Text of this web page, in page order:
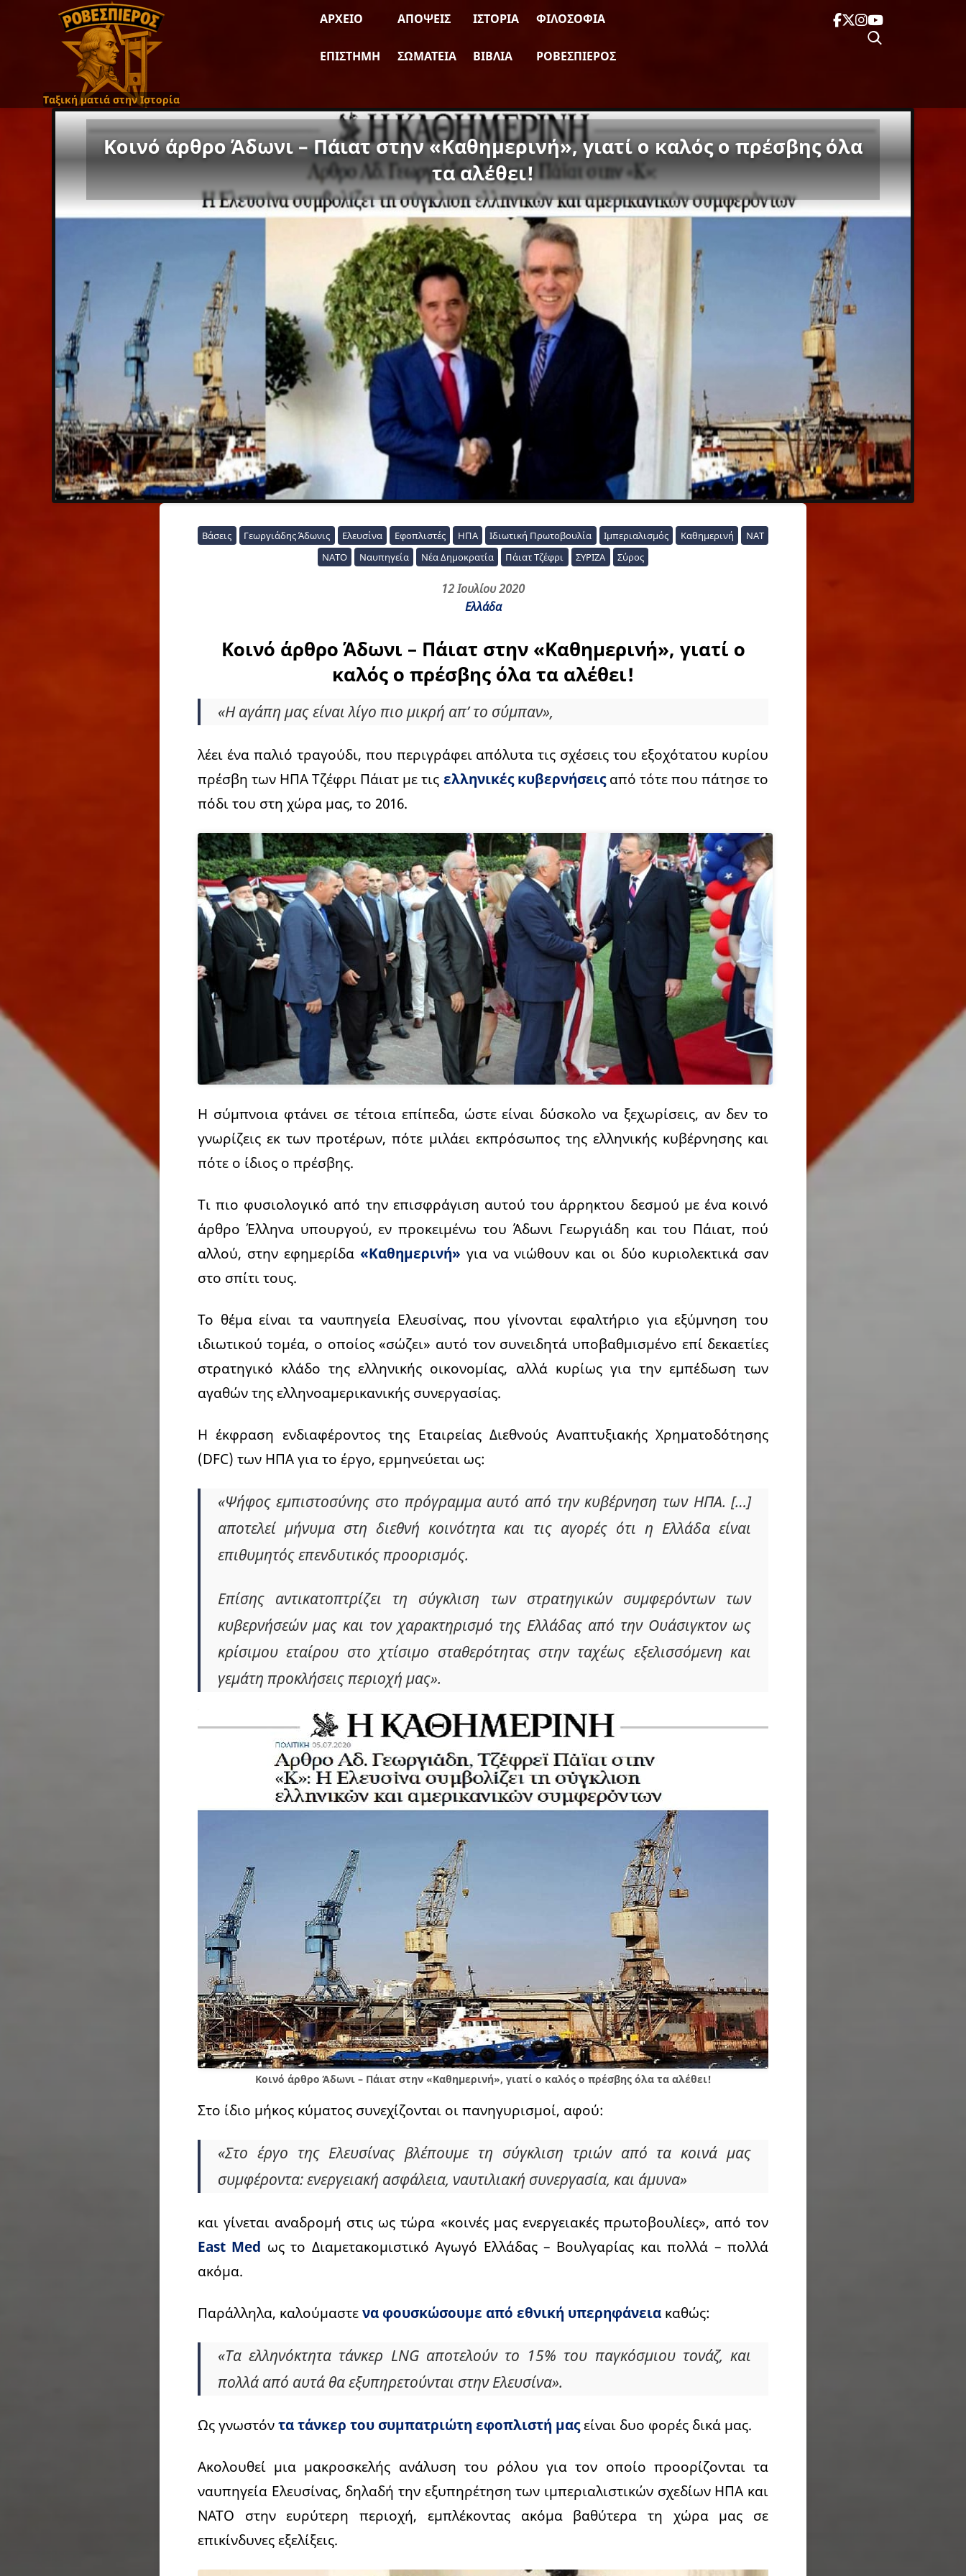
Ταξική ματιά στην Ιστορία
ΑΡΧΕΊΟ ΑΠΌΨΕΙΣ ΙΣΤΟΡΊΑ ΦΙΛΟΣΟΦΊΑ
ΕΠΙΣΤΉΜΗ ΣΩΜΑΤΕΊΑ ΒΙΒΛΊΑ ΡΟΒΕΣΠΙΈΡΟΣ
Κοινό άρθρο Άδωνι – Πάιατ στην «Καθημερινή», γιατί ο καλός ο πρέσβης όλα
τα αλέθει!
Βάσεις Γεωργιάδης Άδωνις Ελευσίνα Εφοπλιστές ΗΠΑ Ιδιωτική Πρωτοβουλία Ιμπεριαλισμός Καθημερινή
ΝΑΤ
ΝΑΤΟ
Ναυπηγεία Νέα Δημοκρατία Πάιατ Τζέφρι ΣΥΡΙΖΑ Σύρος
12 Ιουλίου 2020
Ελλάδα
Κοινό άρθρο Άδωνι – Πάιατ στην «Καθημερινή», γιατί ο
καλός ο πρέσβης όλα τα αλέθει!
«Η αγάπη μας είναι λίγο πιο μικρή απ’ το σύμπαν»,
λέει ένα παλιό τραγούδι, που περιγράφει απόλυτα τις σχέσεις του εξοχότατου κυρίου
πρέσβη των ΗΠΑ Τζέφρι Πάιατ με τις ελληνικές κυβερνήσειςαπό τότε που πάτησε το
πόδι του στη χώρα μας, το 2016.
Η σύμπνοια φτάνει σε τέτοια επίπεδα, ώστε είναι δύσκολο να ξεχωρίσεις, αν δεν το
γνωρίζεις εκ των προτέρων, πότε μιλάει εκπρόσωπος της ελληνικής κυβέρνησης και
πότε ο ίδιος ο πρέσβης.
Τι πιο φυσιολογικό από την επισφράγιση αυτού του άρρηκτου δεσμού με ένα κοινό
άρθρο Έλληνα υπουργού, εν προκειμένω του Άδωνι Γεωργιάδη και του Πάιατ, πού
αλλού, στην εφημερίδα «Καθημερινή» για να νιώθουν και οι δύο κυριολεκτικά σαν
στο σπίτι τους.
Το θέμα είναι τα ναυπηγεία Ελευσίνας, που γίνονται εφαλτήριο για εξύμνηση του
ιδιωτικού τομέα, ο οποίος «σώζει» αυτό τον συνειδητά υποβαθμισμένο επί δεκαετίες
στρατηγικό κλάδο της ελληνικής οικονομίας, αλλά κυρίως για την εμπέδωση των
αγαθών της ελληνοαμερικανικής συνεργασίας.
Η έκφραση ενδιαφέροντος της Εταιρείας Διεθνούς Αναπτυξιακής Χρηματοδότησης
(DFC) των ΗΠΑ για το έργο, ερμηνεύεται ως:
«Ψήφος εμπιστοσύνης στο πρόγραμμα αυτό από την κυβέρνηση των ΗΠΑ. […]
αποτελεί μήνυμα στη διεθνή κοινότητα και τις αγορές ότι η Ελλάδα είναι
επιθυμητός επενδυτικός προορισμός.
Επίσης αντικατοπτρίζει τη σύγκλιση των στρατηγικών συμφερόντων των
κυβερνήσεών μας και τον χαρακτηρισμό της Ελλάδας από την Ουάσιγκτον ως
κρίσιμου εταίρου στο χτίσιμο σταθερότητας στην ταχέως εξελισσόμενη και
γεμάτη προκλήσεις περιοχή μας».
Κοινό άρθρο Άδωνι – Πάιατ στην «Καθημερινή», γιατί ο καλός ο πρέσβης όλα τα αλέθει!
Στο ίδιο μήκος κύματος συνεχίζονται οι πανηγυρισμοί, αφού:
«Στo έργο της Ελευσίνας βλέπουμε τη σύγκλιση τριών από τα κοινά μας
συμφέροντα: ενεργειακή ασφάλεια, ναυτιλιακή συνεργασία, και άμυνα»
και γίνεται αναδρομή στις ως τώρα «κοινές μας ενεργειακές πρωτοβουλίες», από τον
East Med ως το Διαμετακομιστικό Αγωγό Ελλάδας – Βουλγαρίας και πολλά – πολλά
ακόμα.
Παράλληλα, καλούμαστενα φουσκώσουμε από εθνική υπερηφάνειακαθώς:
«Τα ελληνόκτητα τάνκερ LNG αποτελούν το 15% του παγκόσμιου τονάζ, και
πολλά από αυτά θα εξυπηρετούνται στην Ελευσίνα».
Ως γνωστόντα τάνκερ του συμπατριώτη εφοπλιστή μαςείναι δυο φορές δικά μας.
Ακολουθεί μια μακροσκελής ανάλυση του ρόλου για τον οποίο προορίζονται τα
ναυπηγεία Ελευσίνας, δηλαδή την εξυπηρέτηση των ιμπεριαλιστικών σχεδίων ΗΠΑ και
ΝΑΤΟ στην ευρύτερη περιοχή, εμπλέκοντας ακόμα βαθύτερα τη χώρα μας σε
επικίνδυνες εξελίξεις.